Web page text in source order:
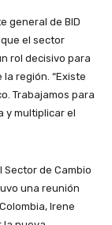
general de BID
el sector
rol decisivo para
región. “Existe
Trabajamos para
y multiplicar el
de Cambio
una reunión
Irene